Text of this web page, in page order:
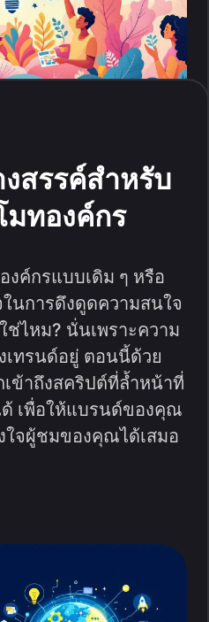
สรรค์สำหรับ
มทองค์กร
งค์กรแบบเดิม ๆ หรือ
ในการดึงดูดความสนใจ
ช่ไหม? นั่นเพราะความ
ทรนด์อยู่ ตอนนี้ด้วย
ข้าถึงสคริปต์ที่ล้ำหน้าที่
เพื่อให้แบรนด์ของคุณ
จผู้ชมของคุณได้เสมอ